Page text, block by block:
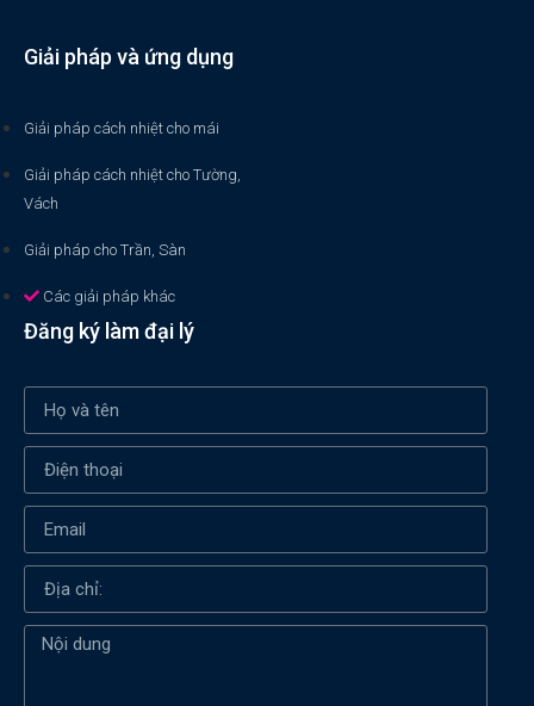
Giải pháp và ứng dụng
Giải pháp cách nhiệt cho mái
Giải pháp cách nhiệt cho Tường,
Vách
Giải pháp cho Trần, Sàn
Các giải pháp khác
Đăng ký làm đại lý
Xin chào! Em là chuyên